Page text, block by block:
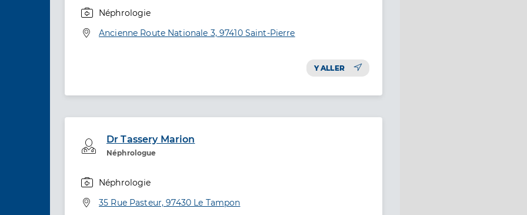
Néphrologie
Adresse
Ancienne Route Nationale 3, 97410 Saint-Pierre
Y ALLER
Dr Tassery Marion
Néphrologue
Professionel de santé
Néphrologie
Adresse
35 Rue Pasteur, 97430 Le Tampon